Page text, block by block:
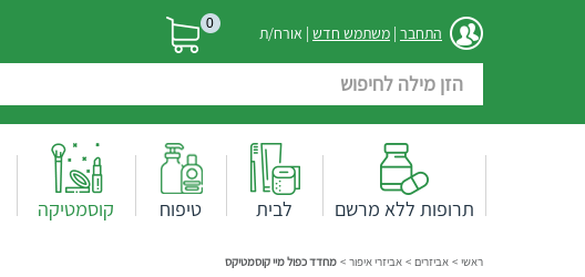
התחבר | משתמש חדש | אורח/ת 0
תרופות ללא מרשם לבית טיפוח קוסמטיקה
ראשי > אביזרים > אביזרי איפור > מחדד כפול מיי קוסמטיקס